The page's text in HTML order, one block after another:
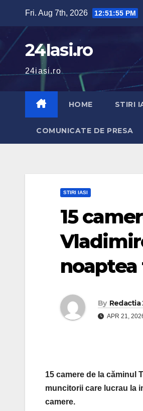
content
Fri. Aug 7th, 2026 12:51:56 PM
24Iasi.ro
24iasi.ro
HOME STIRI
COMUNICATE DE PRESA
STIRI IASI
15
By Redactia
APR 21,
15 camere de la căminul
muncitorii care lucrau la
camere.